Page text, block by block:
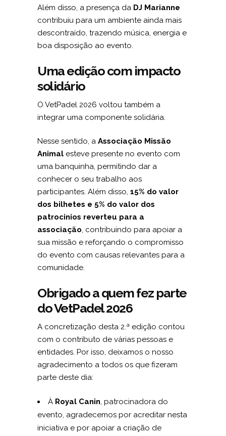
Além disso, a presença da DJ Marianne
contribuiu para um ambiente ainda mais
descontraído, trazendo música, energia e
boa disposição ao evento.
Uma edição com impacto
solidário
O VetPadel 2026 voltou também a
integrar uma componente solidária.
Nesse sentido, a Associação Missão
Animal esteve presente no evento com
uma banquinha, permitindo dar a
conhecer o seu trabalho aos
participantes. Além disso, 15% do valor
dos bilhetes e 5% do valor dos
patrocinios reverteu para a
associação, contribuindo para apoiar a
sua missão e reforçando o compromisso
do evento com causas relevantes para a
comunidade.
Obrigado a quem fez parte
do VetPadel 2026
A concretização desta 2.ª edição contou
com o contributo de várias pessoas e
entidades. Por isso, deixamos o nosso
agradecimento a todos os que fizeram
parte deste dia:
À Royal Canin, patrocinadora do
evento, agradecemos por acreditar nesta
iniciativa e por apoiar a criação de